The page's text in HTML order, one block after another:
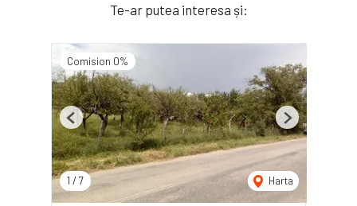
Te-ar putea interesa și:
Comision 0%
1 / 7 Harta
Previous Next